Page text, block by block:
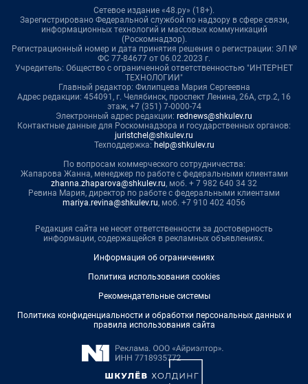
Сетевое издание «48.ру» (18+).
Зарегистрировано Федеральной службой по надзору в сфере связи,
информационных технологий и массовых коммуникаций
(Роскомнадзор).
Регистрационный номер и дата принятия решения о регистрации: ЭЛ №
ФС 77-84677 от 06.02.2023 г.
Учредитель: Общество с ограниченной ответственностью "ИНТЕРНЕТ
ТЕХНОЛОГИИ"
Главный редактор: Филипцева Мария Сергеевна
Адрес редакции: 454091, г. Челябинск, проспект Ленина, 26А, стр.2, 16
этаж, +7 (351) 7-0000-74
Электронный адрес редакции: rednews@shkulev.ru
Контактные данные для Роскомнадзора и государственных органов:
juristchel@shkulev.ru
Техподдержка: help@shkulev.ru
По вопросам коммерческого сотрудничества:
Жапарова Жанна, менеджер по работе с федеральными клиентами
zhanna.zhaparova@shkulev.ru, моб. + 7 982 640 34 32
Ревина Мария, директор по работе с федеральными клиентами
mariya.revina@shkulev.ru, моб. +7 910 402 4056
Редакция сайта не несет ответственности за достоверность
информации, содержащейся в рекламных объявлениях.
Информация об ограничениях
Политика использования cookies
Рекомендательные системы
Политика конфиденциальности и обработки персональных данных и
правила использования сайта